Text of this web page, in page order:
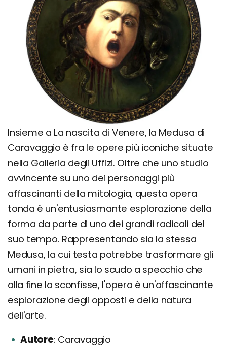
Insieme a La nascita di Venere, la Medusa di
Caravaggio è fra le opere più iconiche situate
nella Galleria degli Uffizi. Oltre che uno studio
avvincente su uno dei personaggi più
affascinanti della mitologia, questa opera
tonda è un'entusiasmante esplorazione della
forma da parte di uno dei grandi radicali del
suo tempo. Rappresentando sia la stessa
Medusa, la cui testa potrebbe trasformare gli
umani in pietra, sia lo scudo a specchio che
alla fine la sconfisse, l'opera è un'affascinante
esplorazione degli opposti e della natura
dell'arte.
Autore Caravaggio